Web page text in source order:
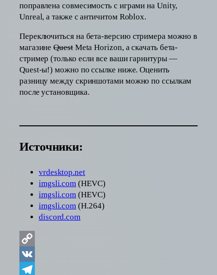
поправлена совмесимость с играми на Unity,
Unreal, а также с античитом Roblox.
Переключиться на бета-версию стримера можно в
магазинеQuestMeta Horizon, а скачать бета-
стример (только если все ваши гарнитуры —
Quest-ы!) можно по ссылке ниже. Оценить
разницу между скриншотами можно по ссылкам
после установщика.
Источники:
vrdesktop.net
imgsli.com (HEVC)
imgsli.com (HEVC)
imgsli.com (H.264)
discord.com
Copy
Link
VK